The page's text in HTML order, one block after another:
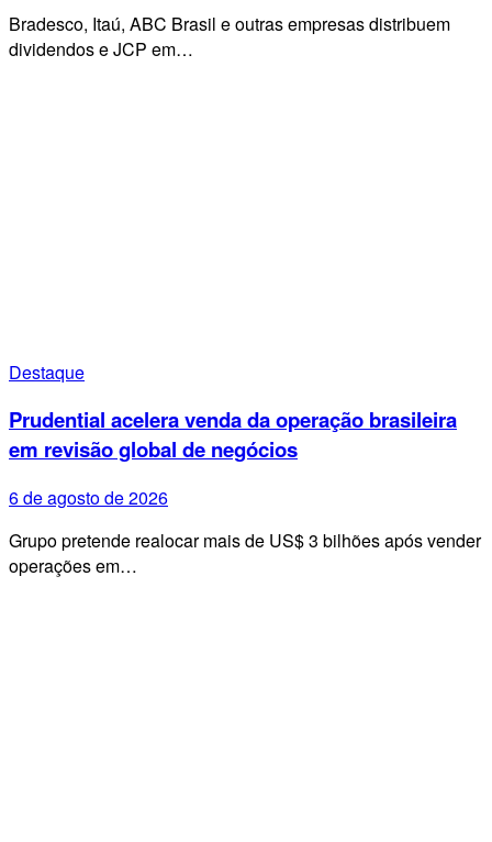
Bradesco, Itaú, ABC Brasil e outras empresas distribuem
dividendos e JCP em…
Destaque
Prudential acelera venda da operação brasileira
em revisão global de negócios
6 de agosto de 2026
Grupo pretende realocar mais de US$ 3 bilhões após vender
operações em…